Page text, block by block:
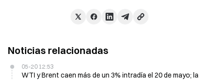
Noticias relacionadas
05-20 12:53
WTI y Brent caen más de un 3% intradía el 20 de mayo; la